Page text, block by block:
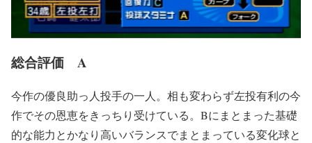
総合評価 A
今作の優良助っ人投手の一人。相も変わらず左投有利の今
作でその恩恵をきっちり受けている。Bにまとまった基礎
的な能力とかなり高いバランスでまとまっている変化球と